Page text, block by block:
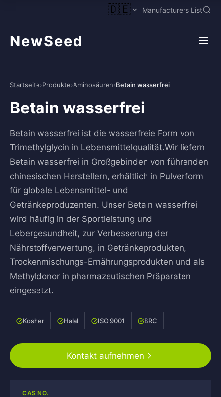
🇩🇪 Manufacturers List
NewSeed
Startseite›Produkte›Aminosäuren›Betain wasserfrei
Betain wasserfrei
Betain wasserfrei ist die wasserfreie Form von
Trimethylglycin in Lebensmittelqualität.Wir liefern
Betain wasserfrei in Großgebinden von führenden
chinesischen Herstellern, erhältlich in Pulverform
für globale Lebensmittel- und
Getränkeproduzenten. Unser Betain wasserfrei
wird häufig in der Sportleistung und
Lebergesundheit, zur Verbesserung der
Nährstoffverwertung, in Getränkeprodukten,
Trockenmischungs-Ernährungsprodukten und als
Methyldonor in pharmazeutischen Präparaten
eingesetzt.
Kosher Halal ISO 9001 BRC
Kontakt aufnehmen
CAS NO.